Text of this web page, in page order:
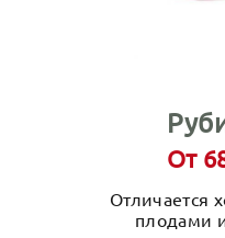
От
Отличается
плодами